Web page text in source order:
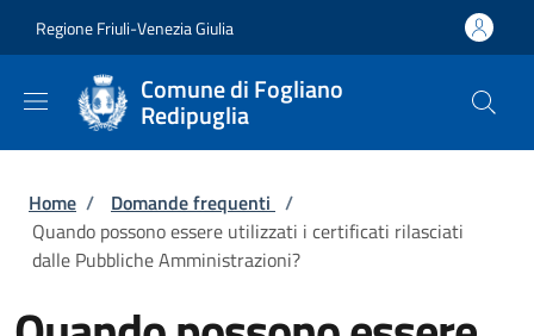
Regione Friuli-Venezia Giulia
Comune di Fogliano
Redipuglia
Briciole di pane
Home / Domande frequenti /
Quando possono essere utilizzati i certificati rilasciati
dalle Pubbliche Amministrazioni?